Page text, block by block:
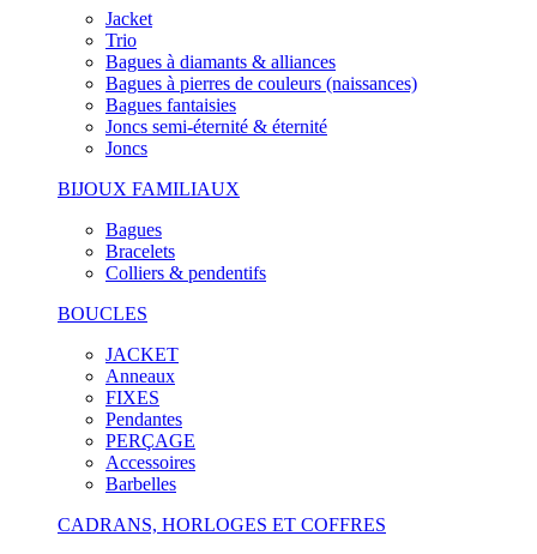
Jacket
Trio
Bagues à diamants & alliances
Bagues à pierres de couleurs (naissances)
Bagues fantaisies
Joncs semi-éternité & éternité
Joncs
BIJOUX FAMILIAUX
Bagues
Bracelets
Colliers & pendentifs
BOUCLES
JACKET
Anneaux
FIXES
Pendantes
PERÇAGE
Accessoires
Barbelles
CADRANS, HORLOGES ET COFFRES